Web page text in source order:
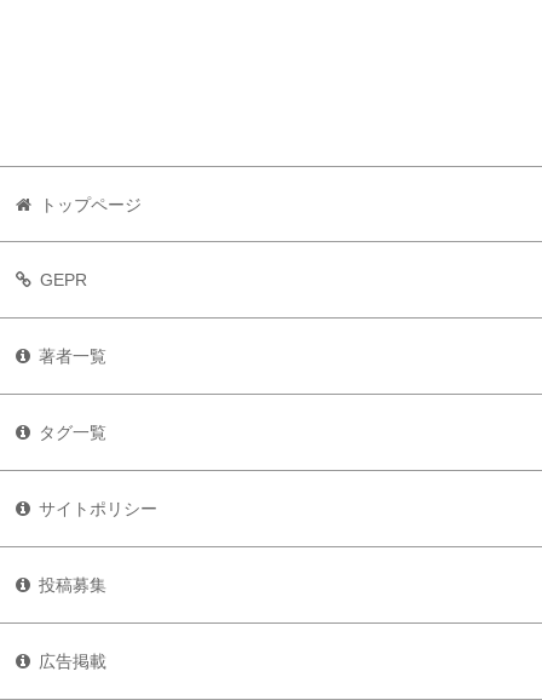
トップページ
GEPR
著者一覧
タグ一覧
サイトポリシー
投稿募集
広告掲載